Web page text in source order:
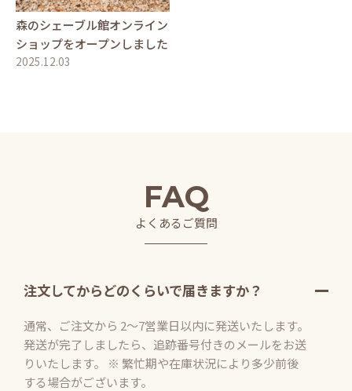
森のシェーブル館オンライン
ショップをオープンしました
2025.12.03
FAQ
よくあるご質問
注文してからどのくらいで届きますか？
通常、ご注文から 2〜7営業日以内に発送いたします。
発送が完了しましたら、追跡番号付きのメールをお送
りいたします。 ※ 繁忙期や在庫状況により多少前後
する場合がございます。